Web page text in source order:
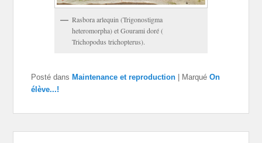
Rasbora arlequin (Trigonostigma
heteromorpha) et Gourami doré (
Trichopodus trichopterus).
Posté dans Maintenance et reproduction Marqué On
élève...!